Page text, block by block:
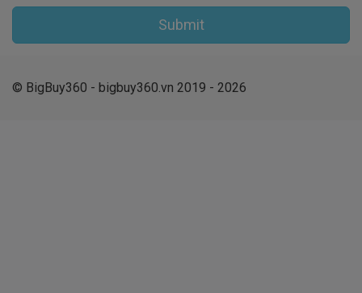
Submit
© BigBuy360 - bigbuy360.vn 2019 - 2026